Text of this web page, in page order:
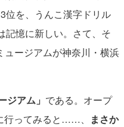
位を、うんこ漢字ドリル
記憶に新しい。さて、そ
ージアムが神奈川・横浜
ジアム」 である。オープ
行ってみると……、
まさか